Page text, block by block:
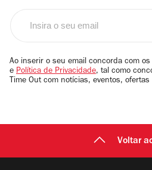
email
Ao inserir o seu email concorda com os
e Política de Privacidade, tal como
Time Out com notícias, eventos,
Voltar